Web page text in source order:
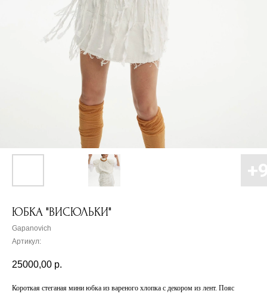
ЮБКА "ВИСЮЛЬКИ"
Gapanovich
Артикул:
25000,00 р.
Короткая стеганая мини юбка из вареного хлопка с декором из лент. Пояс